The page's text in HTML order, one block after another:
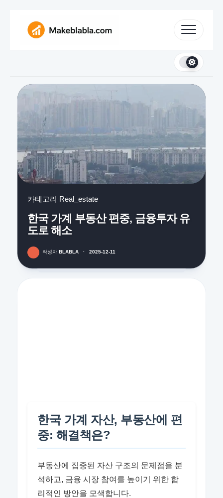
content
카테고리 Real_estate
한국 가계 부동산 편중, 금융투자 유
도로 해소
작성자 BLABLA · 2025-12-11
한국 가계 자산, 부동산에 편
중: 해결책은?
부동산에 집중된 자산 구조의 문제점을 분
석하고, 금융 시장 참여를 높이기 위한 합
리적인 방안을 모색합니다.